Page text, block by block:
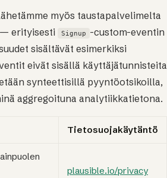
myös taustapalvelimelta
— erityisesti
Signup -custom-eventin
sisältävät esimerkiksi
eivät sisällä käyttäjätunnisteita
synteettisillä pyyntöotsikoilla,
aggregoituna analytiikkatietona.
Tietosuojakäytäntö
plausible.io/privacy